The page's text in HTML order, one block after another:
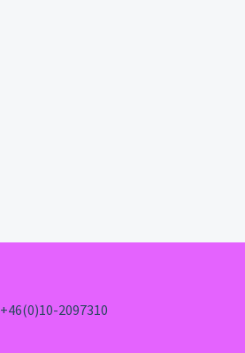
+46(0)10-2097310